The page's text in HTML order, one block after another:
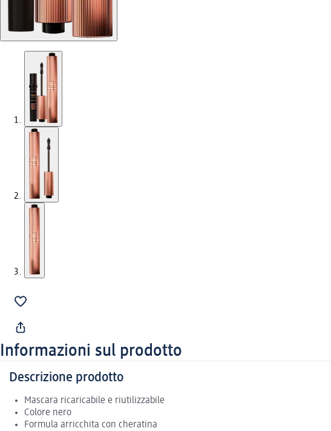
Informazioni sul prodotto
Descrizione prodotto
Mascara ricaricabile e riutilizzabile
Colore nero
Formula arricchita con cheratina